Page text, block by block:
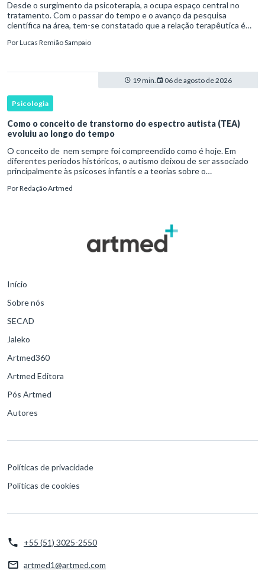
Desde o surgimento da psicoterapia, a ocupa espaço central no
tratamento. Com o passar do tempo e o avanço da pesquisa
científica na área, tem-se constatado que a relação terapêutica é
PorLucas Remião Sampaio
19 min. 06 de agosto de 2026
Psicologia
Como o conceito de transtorno do espectro autista (TEA)
evoluiu ao longo do tempo
O conceito de nem sempre foi compreendido como é hoje. Em
diferentes períodos históricos, o autismo deixou de ser associado
principalmente às psicoses infantis e a teorias sobre o
transtorno do des
PorRedação Artmed
Início
Sobre nós
SECAD
Jaleko
Artmed360
Artmed Editora
Pós Artmed
Autores
Políticas de privacidade
Políticas de cookies
+55 (51) 3025-2550
artmed1@artmed.com